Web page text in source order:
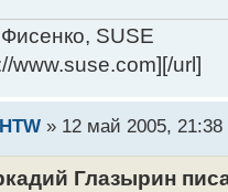
SUSE
www.suse.com][/url]
» 12 май 2005, 21:38
Глазырин